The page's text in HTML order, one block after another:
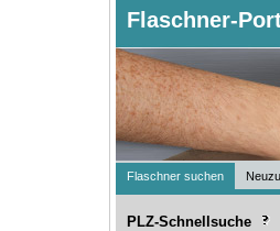
Flaschner-
Flaschner suchen
PLZ-Schnellsuche